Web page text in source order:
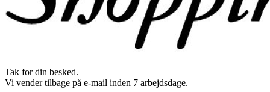
Tak for din besked.
Vi vender tilbage på e-mail inden 7 arbejdsdage.